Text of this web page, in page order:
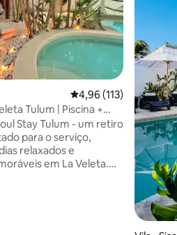
5, 111 avaliações
4,96 de uma
4,96 (113)
Tulum | Piscina +
Stay Tulum - um retiro
para o serviço,
relaxados e
em La Veleta.